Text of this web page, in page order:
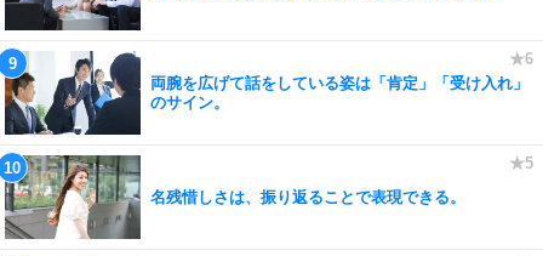
両腕を広げて話をしている姿は「肯定」「受け入れ」
のサイン。
名残惜しさは、振り返ることで表現できる。